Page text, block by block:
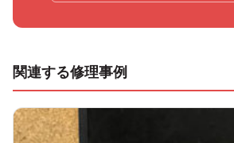
関連する修理事例